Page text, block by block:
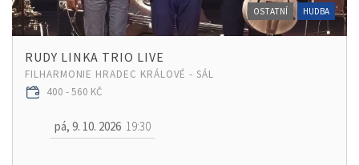
OSTATNÍ HUDBA
RUDY LINKA TRIO LIVE
FILHARMONIE HRADEC KRÁLOVÉ - SÁL
400 - 560 KČ
pá, 9. 10. 2026 19:30